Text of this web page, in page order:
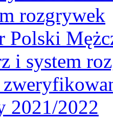
rozgrywek
Polski
i system
2021/2022